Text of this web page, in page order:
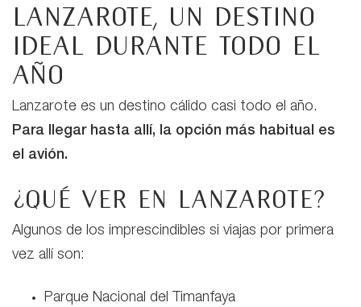
Lanzarote, un destino
ideal durante todo el
año
Lanzarote es un destino cálido casi todo el año.
Para llegar hasta allí, la opción más habitual es
el avión.
¿Qué ver en Lanzarote?
Algunos de los imprescindibles si viajas por primera
vez allí son:
Parque Nacional del Timanfaya